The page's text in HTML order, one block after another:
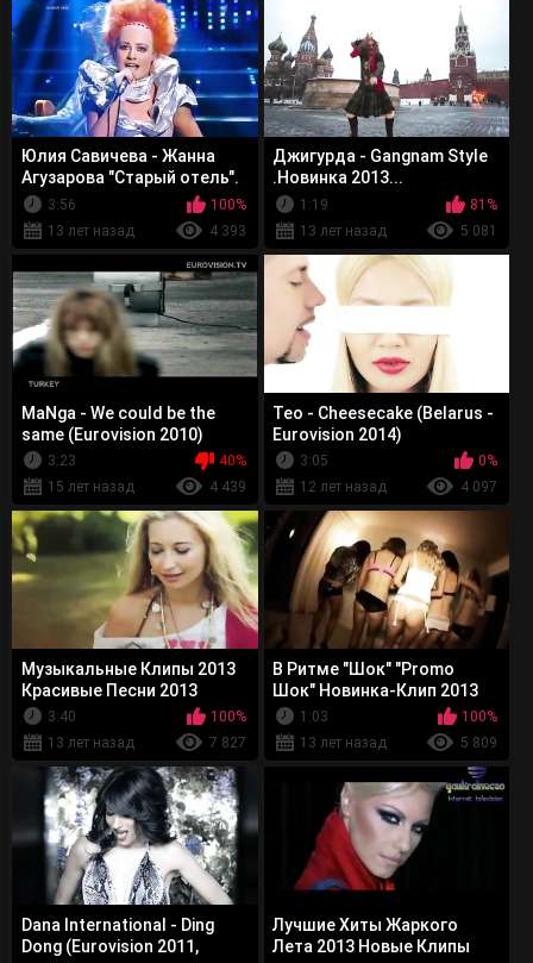
Юлия Савичева - Жанна
Агузарова "Старый отель".
Один в один 31.03.2013
3:56
100%
13 лет назад
4 393
Джигурда - Gangnam Style
.Новинка 2013...
1:19
81%
13 лет назад
5 081
MaNga - We could be the
same (Eurovision 2010)
3:23
40%
15 лет назад
4 439
Teo - Cheesecake (Belarus -
Eurovision 2014)
3:05
0%
12 лет назад
4 097
Музыкальные Клипы 2013
Красивые Песни 2013
ХИТЫ
3:40
100%
13 лет назад
7 827
В Ритме "Шок" "Promo
Шок" Новинка-Клип 2013
1:03
100%
13 лет назад
5 809
Dana International - Ding
Dong (Eurovision 2011,
Лучшие Хиты Жаркого
Лета 2013 Новые Клипы